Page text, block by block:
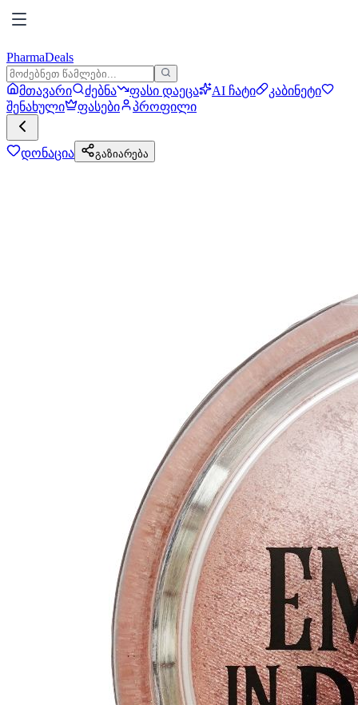
PharmaDeals
მთავარი ძებნა ფასი დაეცა AI ჩატი
კაბინეტი
შენახული
ფასები პროფილი
დონაცია გაზიარება